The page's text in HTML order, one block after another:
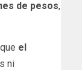
de pesos,
el
ni